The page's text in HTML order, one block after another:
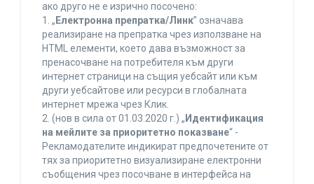
ако друго не е изрично посочено:
1. „ Електронна препратка/Линк” означава
реализиране на препратка чрез използване на
HTML елементи, което дава възможност за
пренасочване на потребителя към други
интернет страници на същия уебсайт или към
други уебсайтове или ресурси в глобалната
интернет мрежа чрез Клик.
2. (нов в сила от 01.03.2020 г.) „ Идентификация
на мейлите за приоритетно показване“ -
Рекламодателите индикират предпочетените от
тях за приоритетно визуализиране електронни
съобщения чрез посочване в интерфейса на